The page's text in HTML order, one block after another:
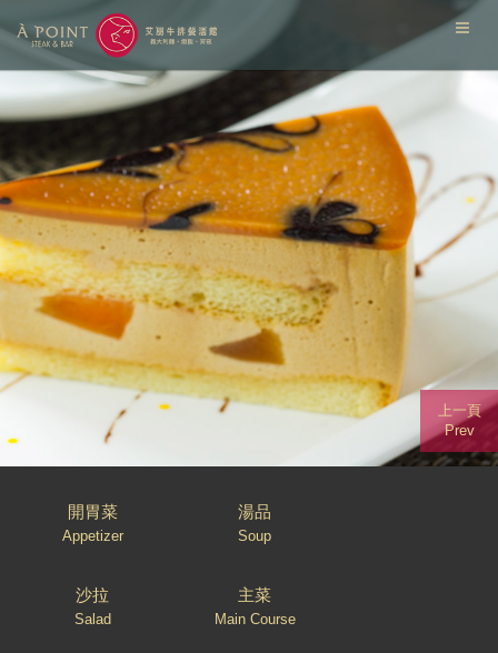
開胃菜
Appetizer
湯品
Soup
沙拉
Salad
主菜
Main Course
上一頁
Prev